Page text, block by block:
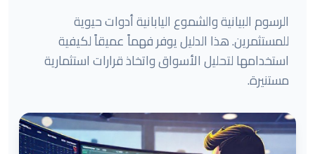
الرسوم البيانية والشموع اليابانية أدوات حيوية
للمستثمرين. هذا الدليل يوفر فهماً عميقاً لكيفية
استخدامها لتحليل الأسواق واتخاذ قرارات استثمارية
مستنيرة.